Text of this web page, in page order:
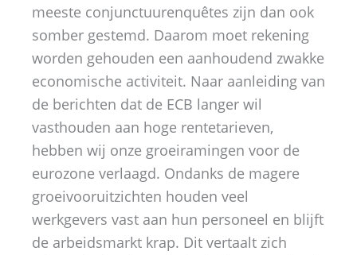
meeste conjunctuurenquêtes zijn dan ook
somber gestemd. Daarom moet rekening
worden gehouden een aanhoudend zwakke
economische activiteit. Naar aanleiding van
de berichten dat de ECB langer wil
vasthouden aan hoge rentetarieven,
hebben wij onze groeiramingen voor de
eurozone verlaagd. Ondanks de magere
groeivooruitzichten houden veel
werkgevers vast aan hun personeel en blijft
de arbeidsmarkt krap. Dit vertaalt zich